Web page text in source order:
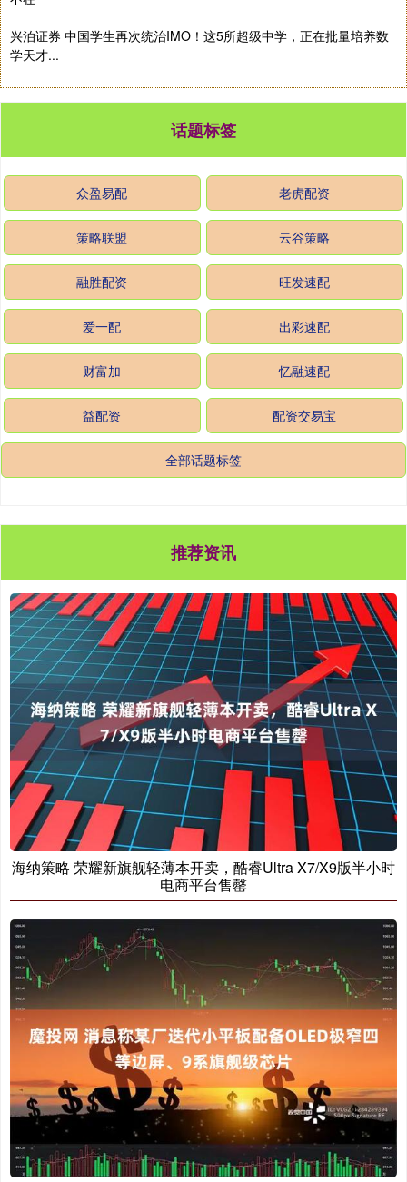
兴泊证券 中国学生再次统治IMO！这5所超级中学，正在批量培养数
学天才...
话题标签
众盈易配 老虎配资
策略联盟 云谷策略
融胜配资 旺发速配
爱一配 出彩速配
财富加 忆融速配
益配资 配资交易宝
全部话题标签
推荐资讯
海纳策略 荣耀新旗舰轻薄本开卖，酷睿Ultra X7/X9版半小时
电商平台售罄